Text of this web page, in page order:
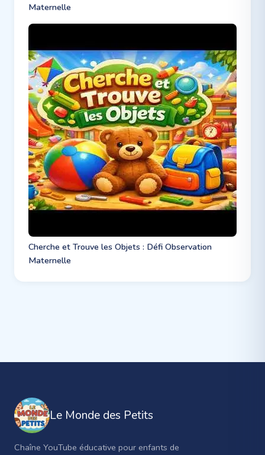
Maternelle
Cherche et Trouve les Objets : Défi Observation
Maternelle
Le Monde des Petits
Chaîne YouTube éducative pour enfants de